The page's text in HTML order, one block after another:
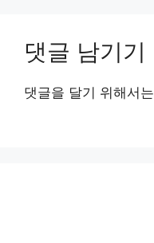
댓글 남기기
댓글을 달기 위해서는